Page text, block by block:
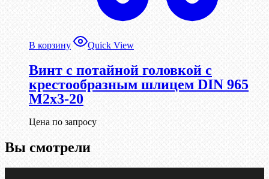
В корзину Quick View
Винт с потайной головкой с
крестообразным шлицем DIN 965
М2х3-20
Цена по запросу
Вы смотрели